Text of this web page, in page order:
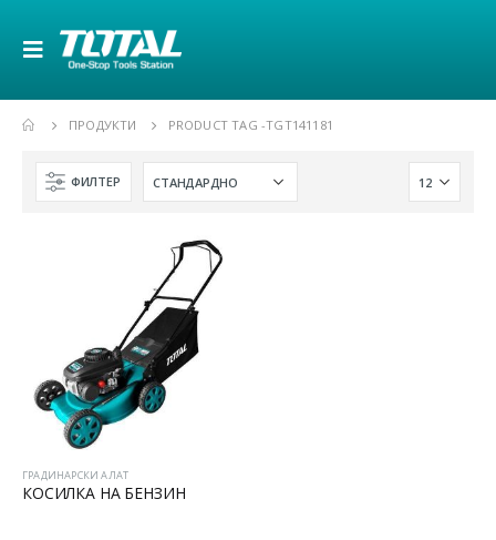
ПРОДУКТИ PRODUCT TAG -TGT141181
ФИЛТЕР
ГРАДИНАРСКИ АЛАТ
КОСИЛКА НА БЕНЗИН